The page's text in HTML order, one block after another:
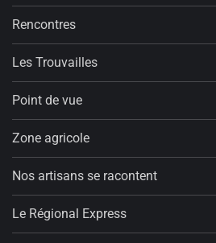
Rencontres
Les Trouvailles
Point de vue
Zone agricole
Nos artisans se racontent
Le Régional Express